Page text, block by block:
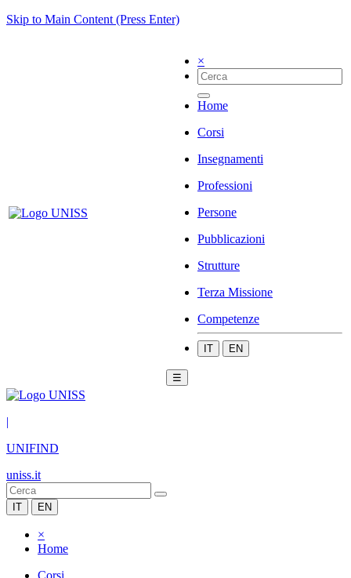
Skip to Main Content (Press Enter)
×
Home
Corsi
Insegnamenti
Professioni
Persone
Pubblicazioni
Strutture
Terza Missione
Competenze
IT EN
☰
|
UNIFIND
uniss.it
IT EN
×
Home
Corsi